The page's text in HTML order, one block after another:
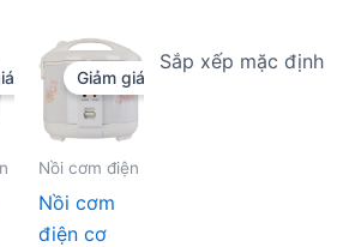
Giảm giá!
Nồi cơm điện
Nồi cơm
điện cơ